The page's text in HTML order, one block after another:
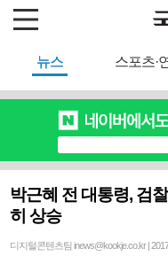
뉴스 스포츠·
박근혜 전 대통령, 검
히 상승
디지털콘텐츠팀 inews@kookje.co.kr |